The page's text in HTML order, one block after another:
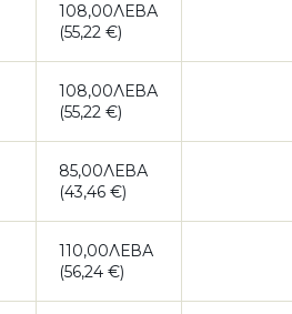
108,00ЛЕВА
(55,22 €)
108,00ЛЕВА
(55,22 €)
85,00ЛЕВА
(43,46 €)
110,00ЛЕВА
(56,24 €)